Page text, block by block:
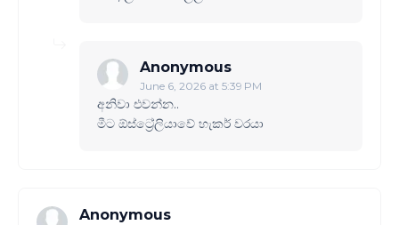
Anonymous
June 6, 2026 at 5:39 PM
අනිවා එවන්න..
මීට ඕස්ට්‍රේලියාවේ හැකර් වරයා
Anonymous